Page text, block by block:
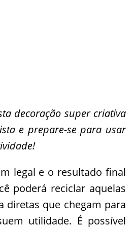
decoração super criativa
e prepare-se para usar
legal e o resultado final
poderá reciclar aquelas
diretas que chegam para
utilidade. É possível